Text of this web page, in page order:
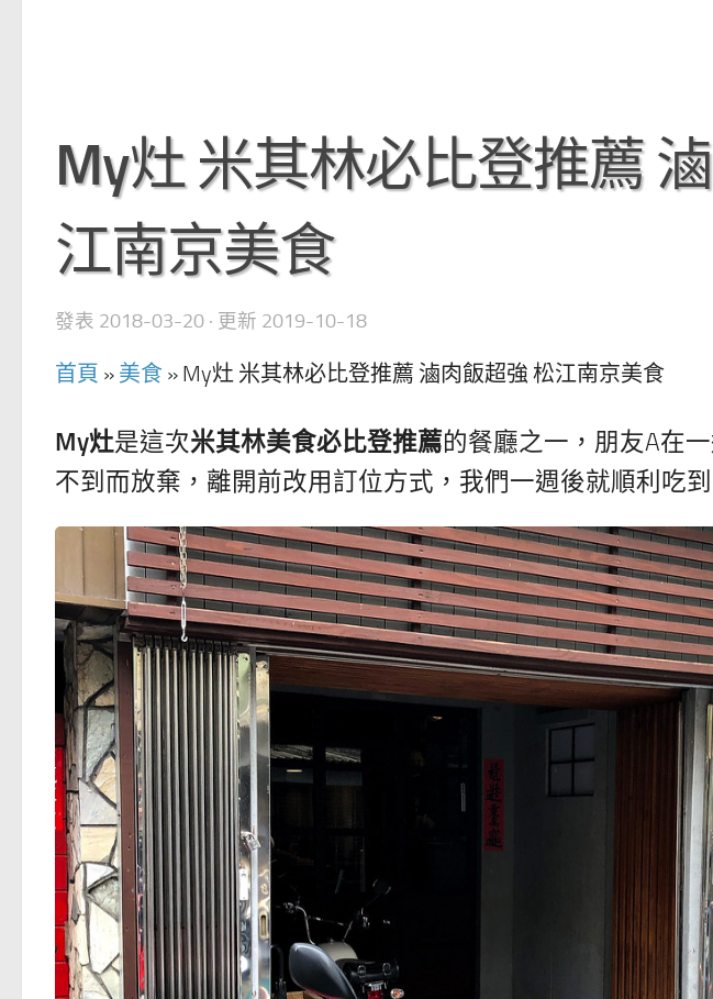
My灶 米其林必比登推薦
江南京美食
發表 2018-03-20 · 更新 2019-10-18
首頁 » 美食 » My灶 米其林必比登推薦 滷肉飯超強 松江南京美食
My灶是這次米其林美食必比登推薦的餐廳之一，朋友A在
不到而放棄，離開前改用訂位方式，我們一週後就順利吃到